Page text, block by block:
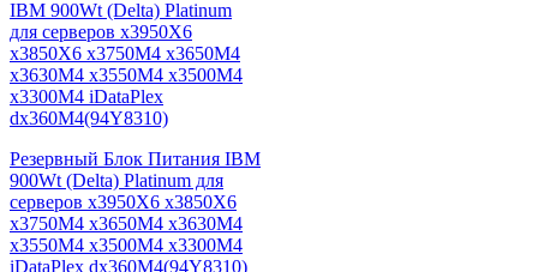
Резервный Блок Питания IBM
900Wt (Delta) Platinum для
серверов x3950X6 x3850X6
x3750M4 x3650M4 x3630M4
x3550M4 x3500M4 x3300M4
iDataPlex dx360M4(94Y8310)